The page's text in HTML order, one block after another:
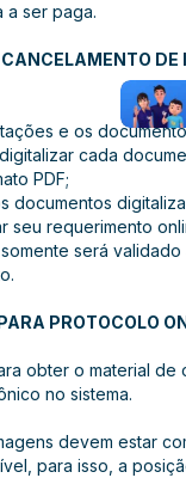
a ser paga.
CANCELAMENTO
e os
cada
PDF;
documentos
seu requerimento
será validado
PROTOCOLO
obter o material de
no sistema.
devem estar
para isso, a